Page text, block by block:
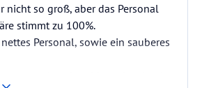
nicht so groß, aber das Personal
stimmt zu 100%.
Personal, sowie ein sauberes